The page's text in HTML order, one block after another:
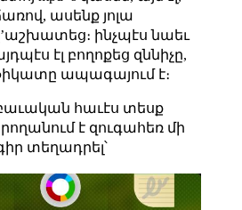
ասենք յոլա
ինչպէս նաեւ
էլ բողոքեց զննիչը,
ապագայում է։
հաւէս տեսք
է զուգահեռ մի
տեղադրել՝